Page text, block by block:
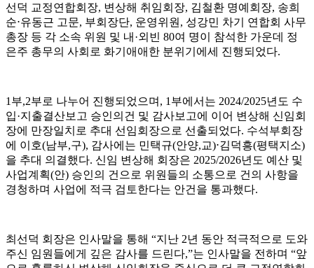
선덕 교정연합회장, 변상해 취임회장, 김철환 명예회장, 송희
순⋅유동근 고문, 부회장단, 운영위원 , 성강민 차기 연합회 사무
총장 등 각 소속 위원 및 내 ·외빈 80여 명이 참석한 가운데 정
은주 총무의 사회로 화기애애한 분위기에세 진행되었다.
1 부,2부로 나누어 진행되었으며 , 1 부에서는 2024/2025년도 수
입·지출결산보고 승인의건 및 감사보고에 이어 변상해 신임회
장에 만장일치로 추대 선임회장으로 선출되었다. 수석부회장
에 이호(남부,구), 감사에는 민택규(안양,교)⋅김덕흥(평택지소)
을 추대 의결했다. 신임 변상해 회장은 2025/2026년도 예산 및
사업계획(안) 승인의 건으로 위원들의 소통으로 건의 사항을
경청하며 사업에 적극 검토한다는 안건을 통과했다.
최선덕 회장은 인사말을 통해 “지난 2년 동안 적극적으로 도와
주신 임원들에게 깊은 감사를 드린다,”는 인사말을 전하며 “앞